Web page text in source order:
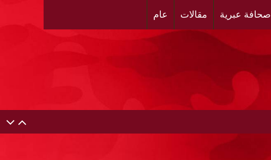
صحافة عبرية مقالات عام